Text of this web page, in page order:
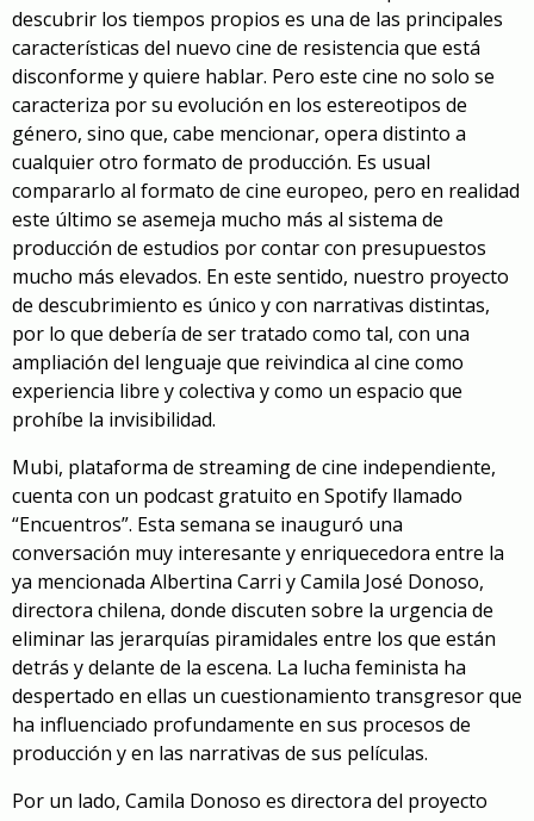
descubrir los tiempos propios es una de las principales
características del nuevo cine de resistencia que está
disconforme y quiere hablar. Pero este cine no solo se
caracteriza por su evolución en los estereotipos de
género, sino que, cabe mencionar, opera distinto a
cualquier otro formato de producción. Es usual
compararlo al formato de cine europeo, pero en realidad
este último se asemeja mucho más al sistema de
producción de estudios por contar con presupuestos
mucho más elevados. En este sentido, nuestro proyecto
de descubrimiento es único y con narrativas distintas,
por lo que debería de ser tratado como tal, con una
ampliación del lenguaje que reivindica al cine como
experiencia libre y colectiva y como un espacio que
prohíbe la invisibilidad.
Mubi, plataforma de streaming de cine independiente,
cuenta con un podcast gratuito en Spotify llamado
“Encuentros”. Esta semana se inauguró una
conversación muy interesante y enriquecedora entre la
ya mencionada Albertina Carri y Camila José Donoso,
directora chilena, donde discuten sobre la urgencia de
eliminar las jerarquías piramidales entre los que están
detrás y delante de la escena. La lucha feminista ha
despertado en ellas un cuestionamiento transgresor que
ha influenciado profundamente en sus procesos de
producción y en las narrativas de sus películas.
Por un lado, Camila Donoso es directora del proyecto